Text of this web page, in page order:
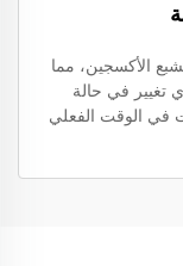
الأكسجين، مما
تغيير في حالة
في الوقت الفعلي